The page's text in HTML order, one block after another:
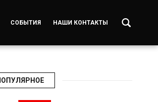
СОБЫТИЯ НАШИ КОНТАКТЫ